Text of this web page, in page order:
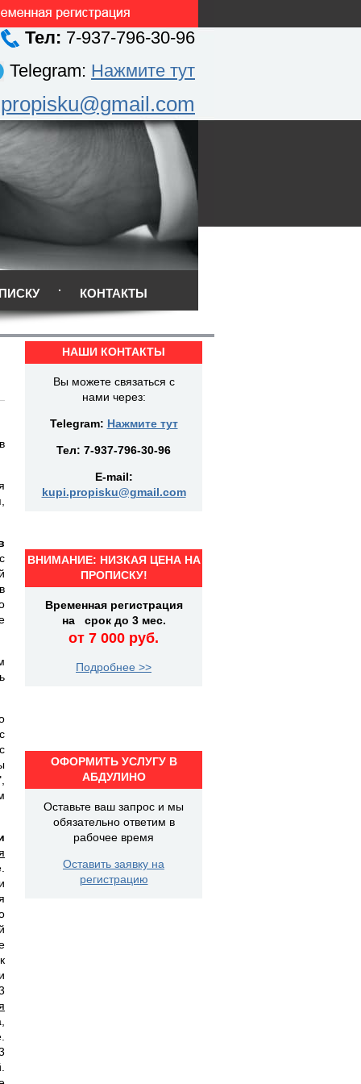
Тел: 7-937-796-30-96
Telegram: Нажмите тут
КОНТАКТЫ
НАШИ КОНТАКТЫ
Вы можете связаться с
нами через:
Telegram: Нажмите тут
Тел: 7-937-796-30-96
E-mail:
kupi.propisku@gmail.com
ВНИМАНИЕ: НИЗКАЯ ЦЕНА НА
ПРОПИСКУ!
Временная регистрация
на срок до 3 мес.
от 7 000 руб.
Подробнее >>
ОФОРМИТЬ УСЛУГУ В
АБДУЛИНО
Оставьте ваш запрос и мы
обязательно ответим в
рабочее время
Оставить заявку на
регистрацию